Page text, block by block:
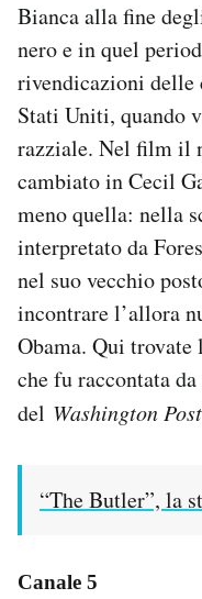
Bianca alla fine
nero e in quel
rivendicazioni delle
Stati Uniti, quando
razziale. Nel film il
cambiato in Cecil
meno quella: nella
interpretato da
nel suo vecchio
incontrare l’allora
Obama. Qui trovate
che fu raccontata
del Washington Post
“The Butler”, la
Canale 5